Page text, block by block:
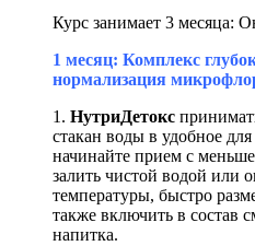
Курс занимает 3 месяца:
1 месяц: Комплекс
нормализация
1. НутриДетокс
стакан воды в удобное
начинайте прием с
залить чистой водой или
температуры, быстро
также включить в состав
напитка.